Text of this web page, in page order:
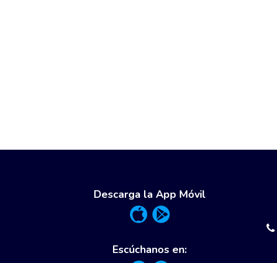
Descarga la App Móvil
Escúchanos en: